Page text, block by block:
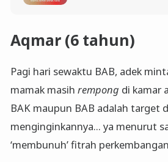
Aqmar (6 tahun)
Pagi hari sewaktu BAB, adek
mamak masih rempong di kamar
BAK maupun BAB adalah target
menginginkannya... ya menurut
‘membunuh’ fitrah